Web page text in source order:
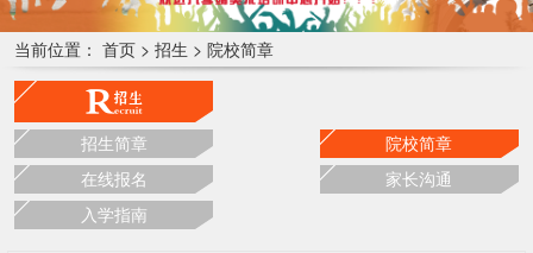
当前位置： 首页 > 招生 > 院校简章
招生简章
院校简章
在线报名
家长沟通
入学指南